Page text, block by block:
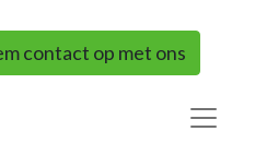
contact op met ons